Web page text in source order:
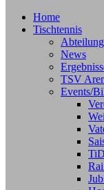
Home
Tischtennis
News
TSV
Events/